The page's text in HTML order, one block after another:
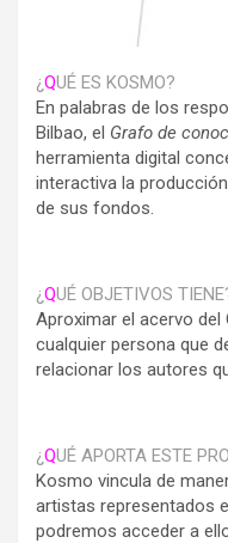
¿QUÉ ES KOSMO?
En palabras de los
Bilbao, el Grafo de
herramienta digital
interactiva la
de sus fondos.
¿QUÉ OBJETIVOS
Aproximar el acervo del
cualquier persona que
relacionar los autores
¿QUÉ APORTA ESTE
Kosmo vincula de
artistas representados
podremos acceder a